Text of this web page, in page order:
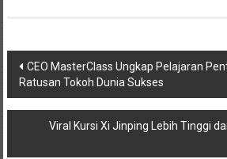
Navigasi
pos
CEO MasterClass Ungkap Pelajaran
Ratusan Tokoh Dunia Sukses
Viral Kursi Xi Jinping Lebih Tinggi